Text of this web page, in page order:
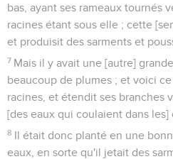
bas, ayant ses rameaux tournés
racines étant sous elle ; cette
et produisit des sarments et
7 Mais il y avait une [autre]
beaucoup de plumes ; et voici
racines, et étendit ses branches
[des eaux qui coulaient dans les]
8 Il était donc planté en une
eaux, en sorte qu'il jetait des